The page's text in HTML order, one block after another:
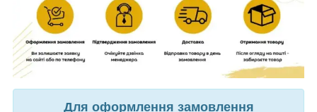
Для оформлення замовлення